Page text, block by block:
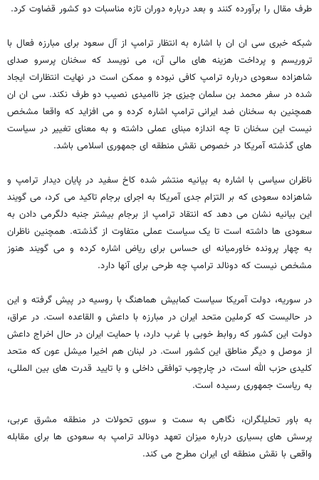
طرف مقال را برآورده کنند و بعد درباره دوران تازه مناسبات دو کشور قضاوت کرد.
شبکه خبری سی ان ان با اشاره به انتظار ترامپ از آل سعود برای مبارزه فعال با
تروریسم و پرداخت هزینه های مالی آن، می نویسد که سخنان پرسرو صدای
شاهزاده سعودی درباره ترامپ کافی نبوده و ممکن است در نهایت انتظارات ایجاد
شده در سفر محمد بن سلمان چیزی جز ناامیدی نصیب دو طرف نکند. سی ان ان
همچنین به سخنان ضد ایرانی ترامپ اشاره کرده و می افزاید که واقعا مشخص
نیست این سخنان تا چه اندازه مبنای عملی داشته و به معنای تغییر در سیاست
های گذشته آمریکا در خصوص نقش منطقه ای جمهوری اسلامی باشد.
ناظران سیاسی با اشاره به بیانیه منتشر شده کاخ سفید در پایان دیدار ترامپ و
شاهزاده سعودی که بر التزام جدی آمریکا به اجرای برجام تاکید می کرد، می گویند
این بیانیه نشان می دهد که انتقاد ترامپ از برجام بیشتر جنبه دلگرمی دادن به
سعودی ها داشته است تا یک سیاست عملی متفاوت از گذشته. همچنین ناظران
به چهار پرونده خاورمیانه ای حساس برای ریاض اشاره کرده و می گویند هنوز
مشخص نیست که دونالد ترامپ چه طرحی برای آنها دارد.
در سوریه، دولت آمریکا سیاست کمابیش هماهنگ با روسیه در پیش گرفته و این
در حالیست که کرملین متحد ایران در مبارزه با داعش و القاعده است. در عراق،
دولت این کشور که روابط خوبی با غرب دارد، با حمایت ایران در حال اخراج داعش
از موصل و دیگر مناطق این کشور است. در لبنان هم اخیرا میشل عون که متحد
کلیدی حزب الله است، در چارچوب توافقی داخلی و با تایید قدرت های بین المللی،
به ریاست جمهوری رسیده است.
به باور تحلیلگران، نگاهی به سمت و سوی تحولات در منطقه مشرق عربی،
پرسش های بسیاری درباره میزان تعهد دونالد ترامپ به سعودی ها برای مقابله
واقعی با نقش منطقه ای ایران مطرح می کند.